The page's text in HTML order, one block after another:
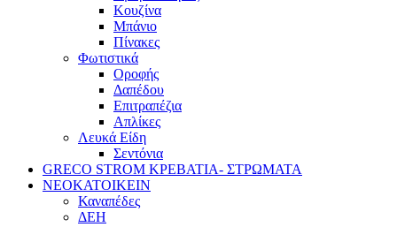
Κουζίνα
Μπάνιο
Πίνακες
Φωτιστικά
Οροφής
Δαπέδου
Επιτραπέζια
Απλίκες
Λευκά Είδη
Σεντόνια
GRECO STROM ΚΡΕΒΑΤΙΑ- ΣΤΡΩΜΑΤΑ
ΝΕΟΚΑΤΟΙΚΕΙΝ
Καναπέδες
ΔΕΗ